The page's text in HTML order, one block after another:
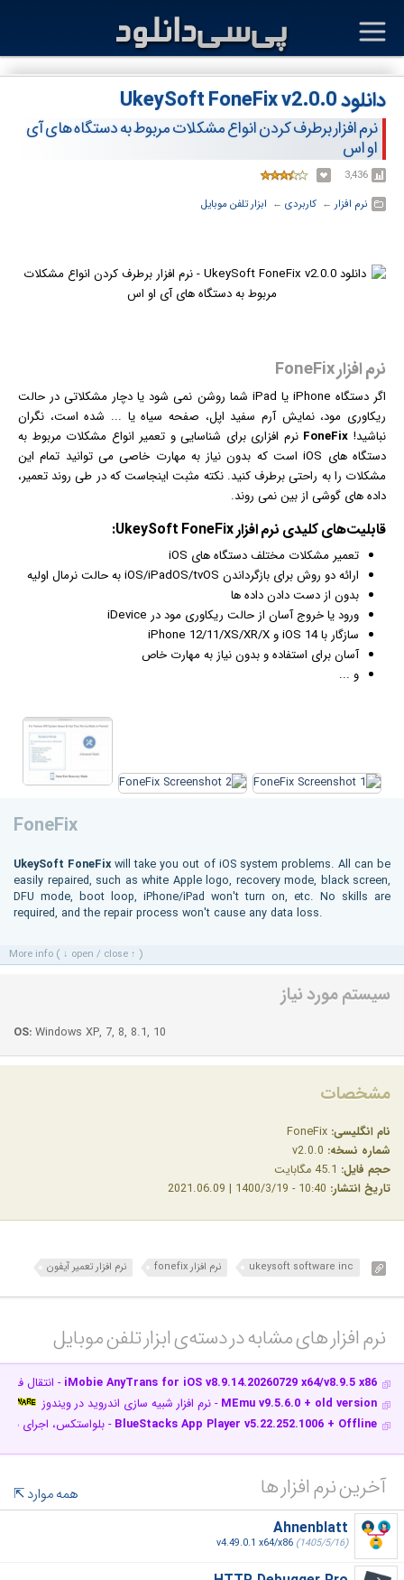
دانلود UkeySoft FoneFix v2.0.0
نرم افزار برطرف کردن انواع مشکلات مربوط به دستگاه های آی
او اس
3,436
نرم افزار ← ‏ کاربردی ← ‏ ابزار تلفن موبایل
نرم افزار FoneFix
اگر دستگاه iPhone یا iPad شما روشن نمی شود یا دچار مشکلاتی در حالت
ریکاوری مود، نمایش آرم سفید اپل، صفحه سیاه یا ... شده است، نگران
نباشید! FoneFix نرم افزاری برای شناسایی و تعمیر انواع مشکلات مربوط به
دستگاه های iOS است که بدون نیاز به مهارت خاصی می توانید تمام این
مشکلات را به راحتی برطرف کنید. نکته مثبت اینجاست که در طی روند تعمیر،
داده های گوشی از بین نمی روند.
قابلیت‌های کلیدی نرم افزار
تعمیر مشکلات مختلف دستگاه های iOS
ارائه دو روش برای بازگرداندن iOS/iPadOS/tvOS به حالت نرمال اولیه
بدون از دست دادن داده ها
ورود یا خروج آسان از حالت ریکاوری مود در iDevice
سازگار با iOS 14 و iPhone 12/11/XS/XR/X
آسان برای استفاده و بدون نیاز به مهارت خاص
و ...
FoneFix
UkeySoft FoneFix will take you out of iOS system problems. All can be
easily repaired, such as white Apple logo, recovery mode, black screen,
DFU mode, boot loop, iPhone/iPad won't turn on, etc. No skills are
required, and the repair process won't cause any data loss.
More info ( ↓ open / close ↑ )
سیستم مورد نیاز
OS: Windows XP, 7, 8, 8.1, 10
مشخصات
نام انگلیسی:
شماره نسخه:
حجم فایل:
تاریخ انتشار:
ukeysoft software inc نرم افزار fonefix نرم افزار تعمیر آیفون
نرم افزار های مشابه در دسته‌ی‌ ابزار تلفن موبایل‎
iMobie AnyTrans for iOS v8.9.14.20260729 x64/v8.9.5 x86 - انتقال
MEmu v9.5.6.0 + old version - نرم افزار شبیه سازی اندروید در ویندوز
BlueStacks App Player v5.22.252.1006 + Offline - بلواستکس، اجرای
آخرین نرم افزار ها
همه موارد
Ahnenblatt
v4.49.0.1 x64/x86 (1405/5/16)